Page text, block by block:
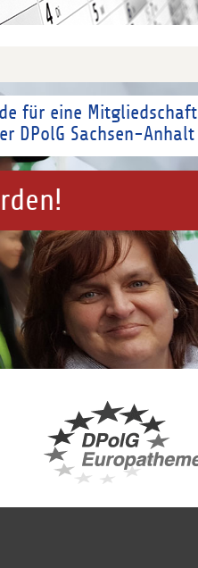
für eine Mitgliedschaft
DPolG Sachsen-Anhalt